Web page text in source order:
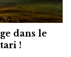
dans le
!